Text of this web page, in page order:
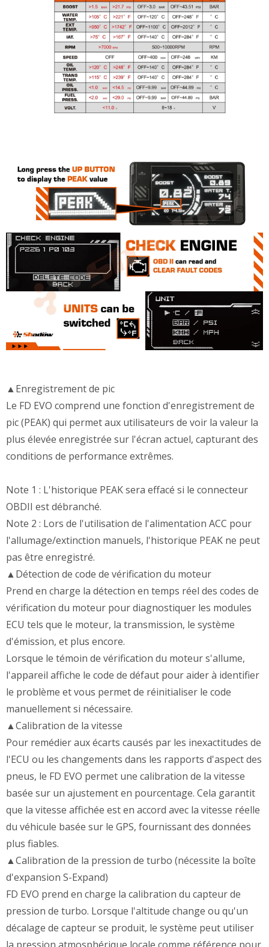
▲Enregistrement de pic
Le FD EVO comprend une fonction d'enregistrement de
pic (PEAK) qui permet aux utilisateurs de voir la valeur la
plus élevée enregistrée sur l'écran actuel, capturant des
conditions de performance extrêmes.
Note 1 : L'historique PEAK sera effacé si le connecteur
OBDII est débranché.
Note 2 : Lors de l'utilisation de l'alimentation ACC pour
l'allumage/extinction manuels, l'historique PEAK ne peut
pas être enregistré.
▲Détection de code de vérification du moteur
Prend en charge la détection en temps réel des codes de
vérification du moteur pour diagnostiquer les modules
ECU tels que le moteur, la transmission, le système
d'émission, et plus encore.
Lorsque le témoin de vérification du moteur s'allume,
l'appareil affiche le code de défaut pour aider à identifier
le problème et vous permet de réinitialiser le code
manuellement si nécessaire.
▲Calibration de la vitesse
Pour remédier aux écarts causés par les inexactitudes de
l'ECU ou les changements dans les rapports d'aspect des
pneus, le FD EVO permet une calibration de la vitesse
basée sur un ajustement en pourcentage. Cela garantit
que la vitesse affichée est en accord avec la vitesse réelle
du véhicule basée sur le GPS, fournissant des données
plus fiables.
▲Calibration de la pression de turbo (nécessite la boîte
d'expansion S-Expand)
FD EVO prend en charge la calibration du capteur de
pression de turbo. Lorsque l'altitude change ou qu'un
décalage de capteur se produit, le système peut utiliser